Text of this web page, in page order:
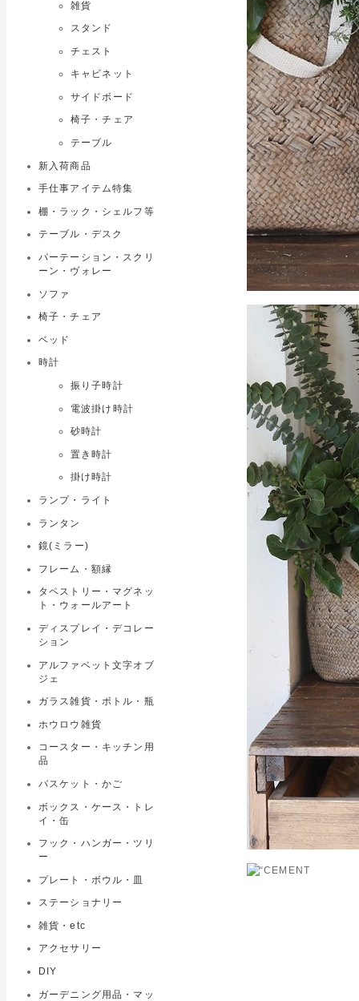
雑貨
スタンド
チェスト
キャビネット
サイドボード
椅子・チェア
テーブル
新入荷商品
手仕事アイテム特集
棚・ラック・シェルフ等
テーブル・デスク
パーテーション・スクリ
ーン・ヴォレー
ソファ
椅子・チェア
ベッド
時計
振り子時計
電波掛け時計
砂時計
置き時計
掛け時計
ランプ・ライト
ランタン
鏡(ミラー)
フレーム・額縁
タペストリー・マグネッ
ト・ウォールアート
ディスプレイ・デコレー
ション
アルファベット文字オブ
ジェ
ガラス雑貨・ボトル・瓶
ホウロウ雑貨
コースター・キッチン用
品
バスケット・かご
ボックス・ケース・トレ
イ・缶
フック・ハンガー・ツリ
ー
プレート・ボウル・皿
ステーショナリー
雑貨・etc
アクセサリー
DIY
ガーデニング用品・マッ